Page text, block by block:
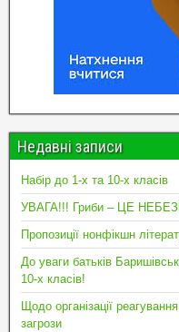
Недавні записи
Набір до 1-х та 10-х класів
УВАГА!!! Гриби – ЦЕ
Пропозиції нонфікшн
До уваги батьків
10-х класів!
Щодо організації
загрози